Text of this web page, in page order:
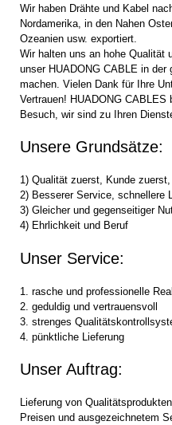
Wir haben Drähte und Kabel
Nordamerika, in den Nahen
Ozeanien usw. exportiert.
Wir halten uns an hohe Qualität
unser HUADONG CABLE in der
machen. Vielen Dank für Ihre
Vertrauen! HUADONG CABLES
Besuch, wir sind zu Ihren
Unsere Grundsätze:
1) Qualität zuerst, Kunde
2) Besserer Service, schnellere
3) Gleicher und gegenseitiger
4) Ehrlichkeit und Beruf
Unser Service:
1. rasche und professionelle
2. geduldig und vertrauensvoll
3. strenges
4. pünktliche Lieferung
Unser Auftrag:
Lieferung von
Preisen und ausgezeichnetem